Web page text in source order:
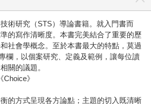
術研究（STS）導論書籍。就入門書而
的寫作清晰度。本書完美結合了重要的歷
社會學概念。至於本書最大的特點，莫過
欄，以個案研究、定義及範例，讓每位讀
關的議題。
》
的方式呈現各方論點；主題的切入既清晰